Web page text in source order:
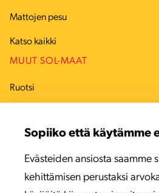
Sopiiko että käytämme
Evästeiden ansiosta saamme
kehittämisen perustaksi
Mattojen pesu
Katso kaikki
MUUT SOL-MAAT
Ruotsi
Viro
Latvia